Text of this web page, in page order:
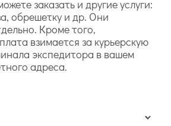
заказать и другие услуги:
обрешетку и др. Они
Кроме того,
взимается за курьерскую
экспедитора в вашем
адреса.